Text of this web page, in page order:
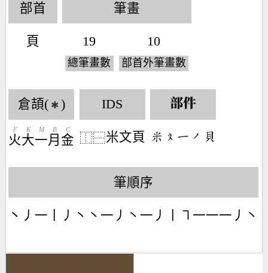
部首
頁
筆畫
19
總筆畫數
10
部首外筆畫數
倉頡( ✱ )
火
F
大
K
一
M
月
B
金
C
IDS
⿰⿱米文頁
部件
󶆔󶃷󶀀󶀄󶆱
筆順序
丶丿一丨丿丶丶一丿丶一丿丨㇕一一一丿丶